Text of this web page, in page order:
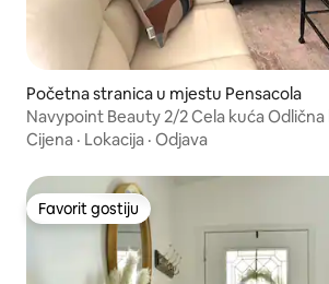
Početna stranica u mjestu Pensacola
Navypoint Beauty 2/2 Cela kuća Odlična
Cijena · Lokacija · Odjava
Favorit gostiju
Favorit gostiju